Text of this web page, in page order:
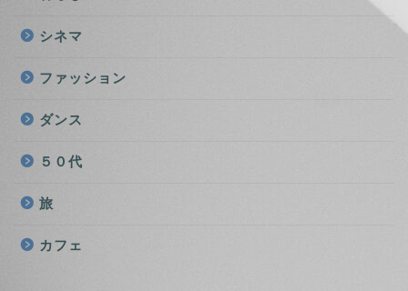
シネマ
ファッション
ダンス
５０代
旅
カフェ